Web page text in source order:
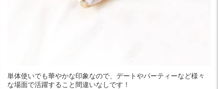
単体使いでも華やかな印象なので、デートやパーティーなど様々
な場面で活躍すること間違いなしです！